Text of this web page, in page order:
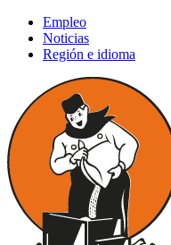
Empleo
Noticias
Región e idioma